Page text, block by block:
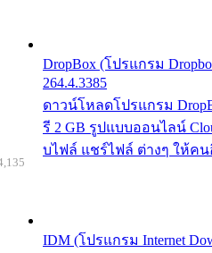
DropBox (โปรแกรม
264.4.3385
ดาวน์โหลดโปรแกรม
รี 2 GB รูปแบบออนไลน์
บไฟล์ แชร์ไฟล์ ต่างๆ ให้คน
IDM (โปรแกรม Internet